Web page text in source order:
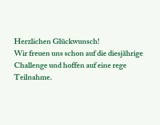
Herzlichen Glückwunsch!
Wir freuen uns schon auf die diesjährige
Challenge und hoffen auf eine rege
Teilnahme.